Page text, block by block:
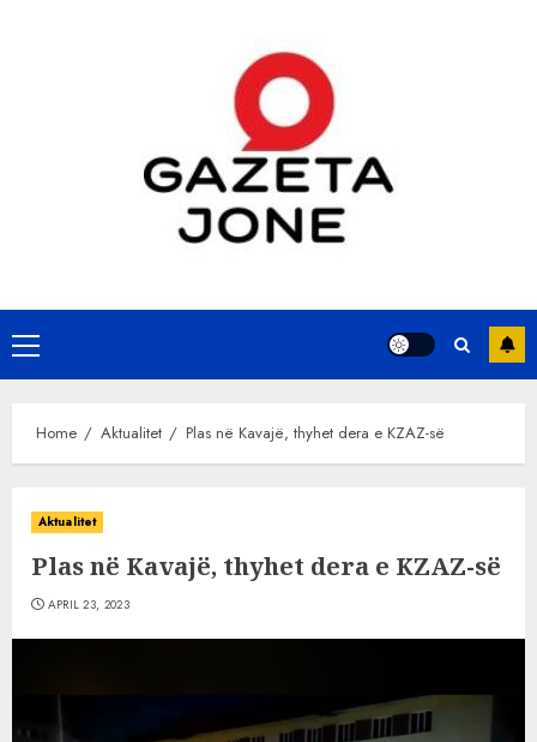
Primary
Menu
Home Aktualitet Plas në Kavajë, thyhet dera e KZAZ-së
Aktualitet
Plas në Kavajë, thyhet dera e KZAZ-së
APRIL 23, 2023